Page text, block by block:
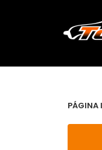
PÁGINA